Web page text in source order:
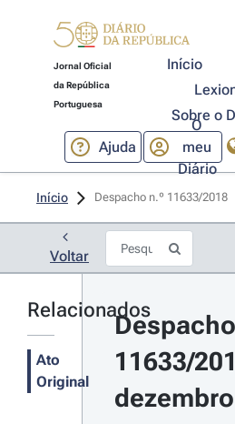
Jornal Oficial
da República
Portuguesa
Início
Sobre o
Ajuda
O
meu
Diário
Início Despacho n.º 11633/2018
Voltar
Relacionados
Ato
Original
11633/
dezembro